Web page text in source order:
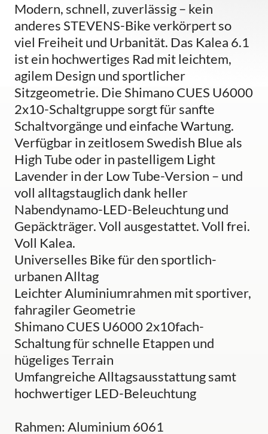
Modern, schnell, zuverlässig – kein
anderes STEVENS-Bike verkörpert so
viel Freiheit und Urbanität. Das Kalea 6.1
ist ein hochwertiges Rad mit leichtem,
agilem Design und sportlicher
Sitzgeometrie. Die Shimano CUES U6000
2x10-Schaltgruppe sorgt für sanfte
Schaltvorgänge und einfache Wartung.
Verfügbar in zeitlosem Swedish Blue als
High Tube oder in pastelligem Light
Lavender in der Low Tube-Version – und
voll alltagstauglich dank heller
Nabendynamo-LED-Beleuchtung und
Gepäckträger. Voll ausgestattet. Voll frei.
Voll Kalea.
Universelles Bike für den sportlich-
urbanen Alltag
Leichter Aluminiumrahmen mit sportiver,
fahragiler Geometrie
Shimano CUES U6000 2x10fach-
Schaltung für schnelle Etappen und
hügeliges Terrain
Umfangreiche Alltagsausstattung samt
hochwertiger LED-Beleuchtung
Rahmen: Aluminium 6061